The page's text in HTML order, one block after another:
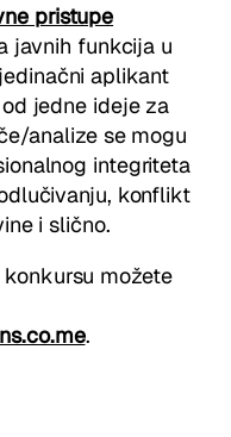
pristupe
javnih funkcija u
aplikant
jedne ideje za
analize se mogu
integriteta
konflikt
i slično.
možete
.